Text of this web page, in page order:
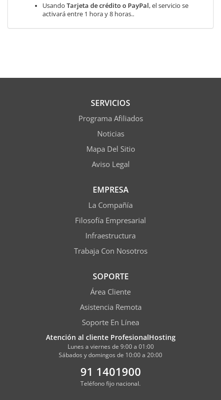
Usando Tarjeta de crédito o PayPal, el servicio se
activará entre 1 hora y 8 horas..
SERVICIOS
Programa Afiliados
Noticias
Mapa Del Sitio
Aviso Legal
EMPRESA
La Compañía
Filosofía Empresarial
Infraestructura
Trabaja Con Nosotros
SOPORTE
Área Cliente
Asistencia Remota
Soporte En Línea
Atención al cliente ProfesionalHosting
Lunes a viernes de 9:00 a 01:00
Sábados y domingos de 10:00 a 20:00
91 1401900
Teléfono fijo nacional.